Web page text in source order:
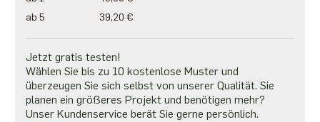
ab 5
39,20 €
Jetzt gratis testen!
Wählen Sie bis zu 10 kostenlose Muster und
überzeugen Sie sich selbst von unserer Qualität. Sie
planen ein größeres Projekt und benötigen mehr?
Unser Kundenservice berät Sie gerne persönlich.